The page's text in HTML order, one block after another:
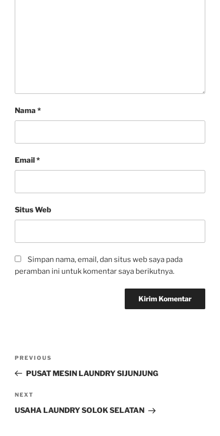
Nama *
Email*
Situs Web
Simpan nama, email, dan situs web saya pada
peramban ini untuk komentar saya berikutnya.
PREVIOUS
PUSAT MESIN LAUNDRY SIJUNJUNG
NEXT
USAHA LAUNDRY SOLOK SELATAN